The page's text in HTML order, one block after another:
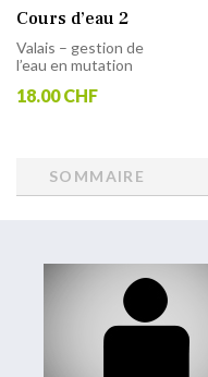
Cours d’eau 2
Valais – gestion de
l’eau en mutation
18.00 CHF
SOMMAIRE